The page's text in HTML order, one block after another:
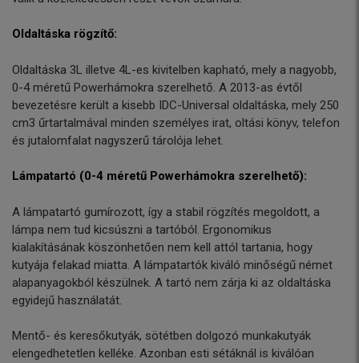
Oldaltáska rögzítő:
Oldaltáska 3L illetve 4L-es kivitelben kapható, mely a nagyobb,
0-4 méretű Powerhámokra szerelhető. A 2013-as évtől
bevezetésre került a kisebb IDC-Universal oldaltáska, mely 250
cm3 űrtartalmával minden személyes irat, oltási könyv, telefon
és jutalomfalat nagyszerű tárolója lehet.
Lámpatartó (0-4 méretű Powerhámokra szerelhető):
A lámpatartó gumírozott, így a stabil rögzítés megoldott, a
lámpa nem tud kicsúszni a tartóból. Ergonomikus
kialakításának köszönhetően nem kell attól tartania, hogy
kutyája felakad miatta. A lámpatartók kiváló minőségű német
alapanyagokból készülnek. A tartó nem zárja ki az oldaltáska
egyidejű használatát.
Mentő- és keresőkutyák, sötétben dolgozó munkakutyák
elengedhetetlen kelléke. Azonban esti sétáknál is kiválóan